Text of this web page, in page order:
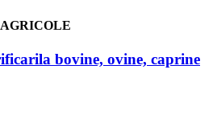
bovine, ovine, caprine